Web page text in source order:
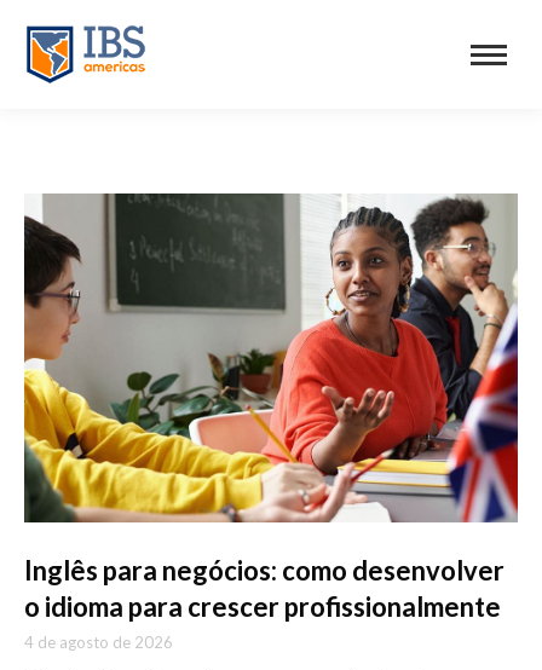
Inglês para negócios: como desenvolver
o idioma para crescer profissionalmente
4 de agosto de 2026